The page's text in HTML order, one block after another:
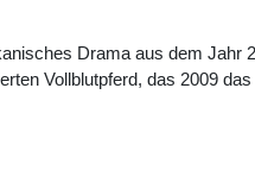
Drama aus dem Jahr
Vollblutpferd, das 2009